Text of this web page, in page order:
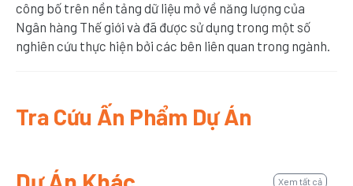
công bố trên nền tảng dữ liệu mở về năng lượng của
Ngân hàng Thế giới và đã được sử dụng trong một số
nghiên cứu thực hiện bởi các bên liên quan trong ngành.
Tra Cứu Ấn Phẩm Dự Án
Xem tất cả